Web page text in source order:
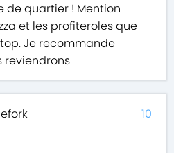
de quartier ! Mention
et les profiteroles que
Je recommande
reviendrons
10